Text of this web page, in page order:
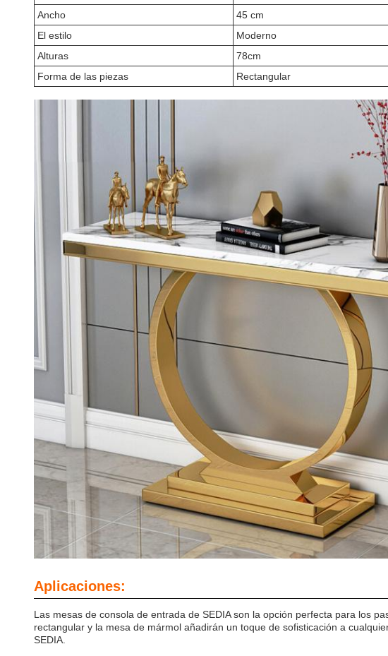
Ancho
45 cm
El estilo
Moderno
Alturas
78cm
Forma de las piezas
Rectangular
Aplicaciones:
Las mesas de consola de entrada de SEDIA son la opción perfecta para los
rectangular y la mesa de mármol añadirán un toque de sofisticación a
SEDIA.